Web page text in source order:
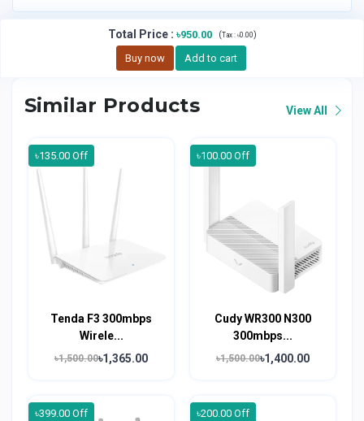
Total Price: ৳950.00 (Tax : ৳0.00)
Buy now Add to cart
Similar Products View All
৳135.00 Off
Tenda F3 300mbps
Wirele...
৳1,500.00৳1,365.00
৳100.00 Off
Cudy WR300 N300
300mbps...
৳1,500.00৳1,400.00
৳399.00 Off ৳200.00 Off